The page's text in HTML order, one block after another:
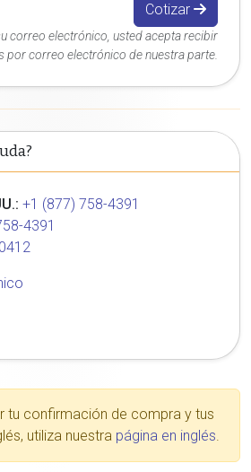
Cotizar
correo electrónico, usted acepta recibir
por correo electrónico de nuestra parte.
+1 (877) 758-4391
4391
tu confirmación de compra y tus
utiliza nuestra página en inglés.